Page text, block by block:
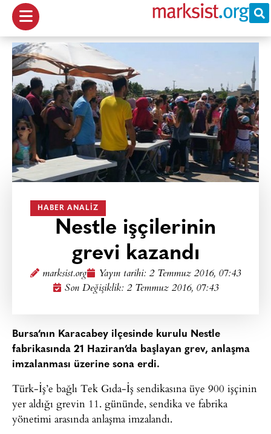
HABER ANALIZ
Nestle işçilerinin
grevi kazandı
marksist.org Yayın tarihi: 2 Temmuz 2016, 07:43
Son Değişiklik: 2 Temmuz 2016, 07:43
Bursa’nın Karacabey ilçesinde kurulu Nestle
fabrikasında 21 Haziran’da başlayan grev, anlaşma
imzalanması üzerine sona erdi.
Türk-İş’e bağlı Tek Gıda-İş sendikasına üye 900 işçinin
yer aldığı grevin 11. gününde, sendika ve fabrika
yönetimi arasında anlaşma imzalandı.